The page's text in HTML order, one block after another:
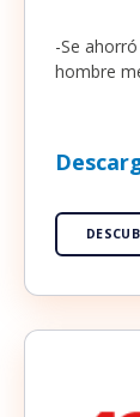
-Se
hombre